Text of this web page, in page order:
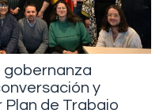
gobernanza
y
Plan de Trabajo